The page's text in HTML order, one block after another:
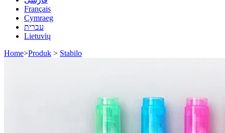
Français
Cymraeg
עברית
Lietuvių
Home>Produk > Stabilo